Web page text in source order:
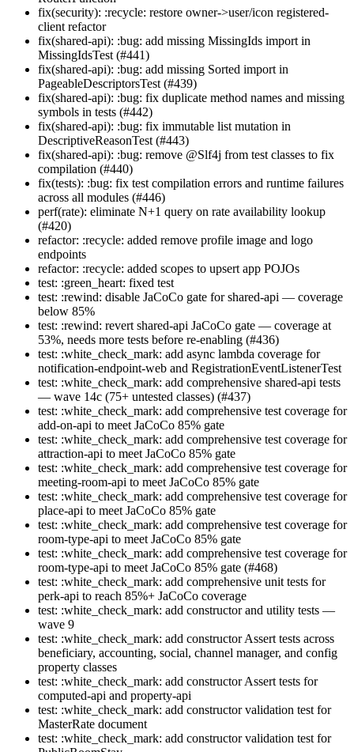
fix(security): :recycle: restore owner->user/icon registered-
client refactor
fix(shared-api): :bug: add missing MissingIds import in
MissingIdsTest (#441)
fix(shared-api): :bug: add missing Sorted import in
PageableDescriptorsTest (#439)
fix(shared-api): :bug: fix duplicate method names and missing
symbols in tests (#442)
fix(shared-api): :bug: fix immutable list mutation in
DescriptiveReasonTest (#443)
fix(shared-api): :bug: remove @Slf4j from test classes to fix
compilation (#440)
fix(tests): :bug: fix test compilation errors and runtime failures
across all modules (#446)
perf(rate): eliminate N+1 query on rate availability lookup
(#420)
refactor: :recycle: added remove profile image and logo
endpoints
refactor: :recycle: added scopes to upsert app POJOs
test: :green_heart: fixed test
test: :rewind: disable JaCoCo gate for shared-api — coverage
below 85%
test: :rewind: revert shared-api JaCoCo gate — coverage at
53%, needs more tests before re-enabling (#436)
test: :white_check_mark: add async lambda coverage for
notification-endpoint-web and RegistrationEventListenerTest
test: :white_check_mark: add comprehensive shared-api tests
— wave 14c (75+ untested classes) (#437)
test: :white_check_mark: add comprehensive test coverage for
add-on-api to meet JaCoCo 85% gate
test: :white_check_mark: add comprehensive test coverage for
attraction-api to meet JaCoCo 85% gate
test: :white_check_mark: add comprehensive test coverage for
meeting-room-api to meet JaCoCo 85% gate
test: :white_check_mark: add comprehensive test coverage for
place-api to meet JaCoCo 85% gate
test: :white_check_mark: add comprehensive test coverage for
room-type-api to meet JaCoCo 85% gate
test: :white_check_mark: add comprehensive test coverage for
room-type-api to meet JaCoCo 85% gate (#468)
test: :white_check_mark: add comprehensive unit tests for
perk-api to reach 85%+ JaCoCo coverage
test: :white_check_mark: add constructor and utility tests —
wave 9
test: :white_check_mark: add constructor Assert tests across
beneficiary, accounting, social, channel manager, and config
property classes
test: :white_check_mark: add constructor Assert tests for
computed-api and property-api
test: :white_check_mark: add constructor validation test for
MasterRate document
test: :white_check_mark: add constructor validation test for